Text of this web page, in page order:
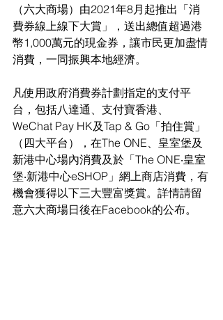
（六大商場）由2021年8月起推出「消
費券線上線下大賞」，送出總值超過港
幣1,000萬元的現金券，讓市民更加盡情
消費，一同振興本地經濟。
凡使用政府消費券計劃指定的支付平
台，包括八達通、支付寶香港、
WeChat Pay HK及Tap & Go「拍住賞」
（四大平台），在The ONE、皇室堡及
新港中心場內消費及於「The ONE‧皇室
堡‧新港中心eSHOP」網上商店消費，有
機會獲得以下三大豐富獎賞。詳情請留
意六大商場日後在Facebook的公布。